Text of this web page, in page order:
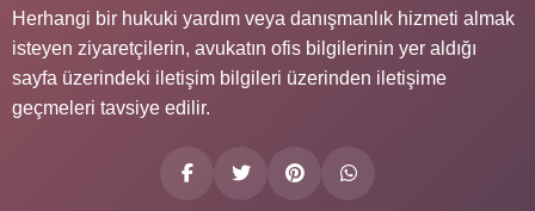
Herhangi bir hukuki yardım veya danışmanlık hizmeti almak
isteyen ziyaretçilerin, avukatın ofis bilgilerinin yer aldığı
sayfa üzerindeki iletişim bilgileri üzerinden iletişime
geçmeleri tavsiye edilir.